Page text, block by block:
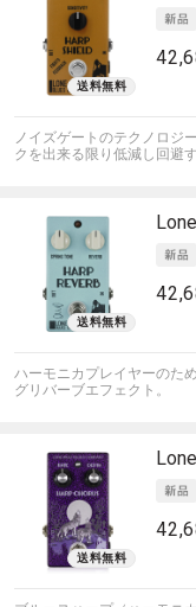
ノイズゲートのテクノロジ
クを出来る限り低減し回避
ハーモニカプレイヤーのた
グリバーブエフェクト。